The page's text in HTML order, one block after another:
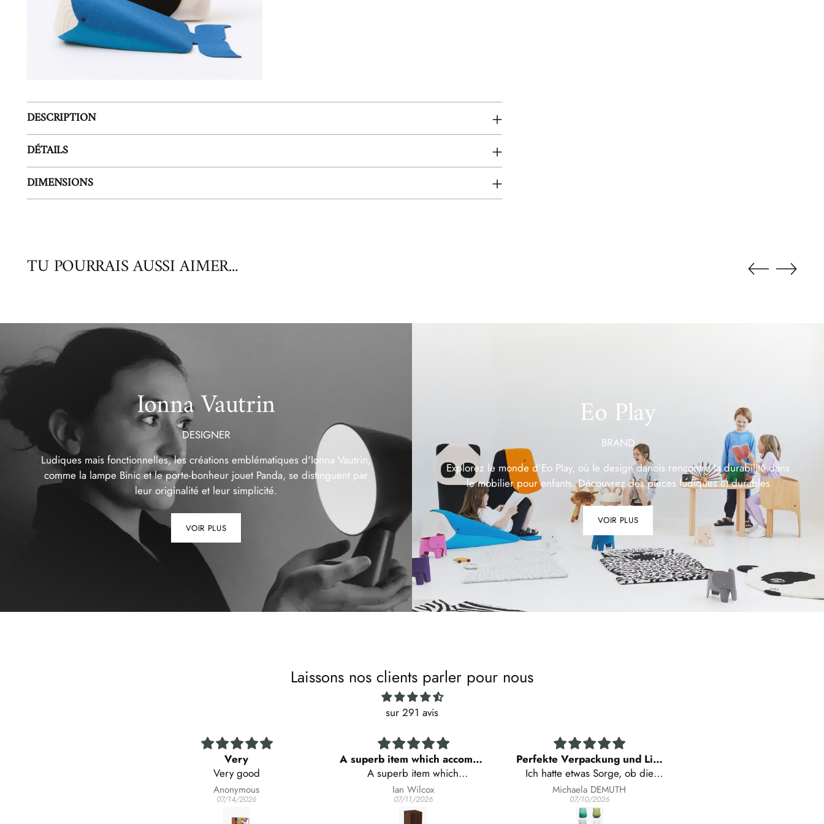
DESCRIPTION
DÉTAILS
DIMENSIONS
TU POURRAIS AUSSI AIMER...
Ionna Vautrin
DESIGNER
Ludiques mais fonctionnelles, les créations emblématiques d'Ionna Vautrin,
comme la lampe Binic et le porte-bonheur jouet Panda, se distinguent par
leur originalité et leur simplicité.
VOIR PLUS
Eo Play
BRAND
Explorez le monde d'Eo Play, où le design danois rencontre la durabilité dans
le mobilier pour enfants. Découvrez des pièces ludiques et durables
VOIR PLUS
Laissons nos clients parler pour nous
sur 291 avis
A superb item which
accommodates our knives with
style , form and function.
Ian Wilcox
07/11/2026
Perfekte Verpackung und Lieferung für heikle Weingläser
Ich hatte etwas Sorge, ob die
bestellten Designer Wein- und
Wassergläser von Italien nach
Österreich unbeschadet
Michaela DEMUTH
07/10/2026
Super
war ein super Support
Yvette Martin
07/05/2026